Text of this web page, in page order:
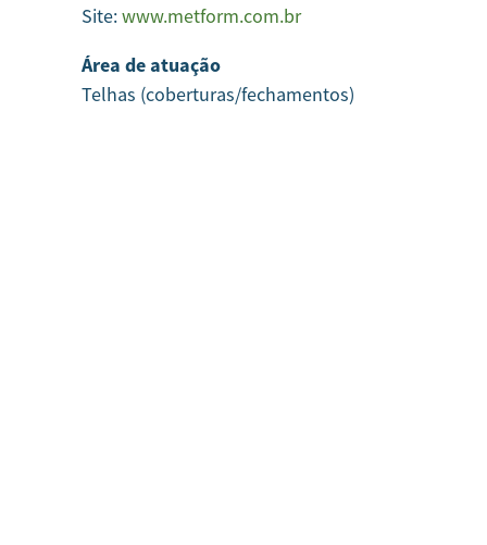
Site:www.metform.com.br
Área de atuação
Telhas (coberturas/fechamentos)